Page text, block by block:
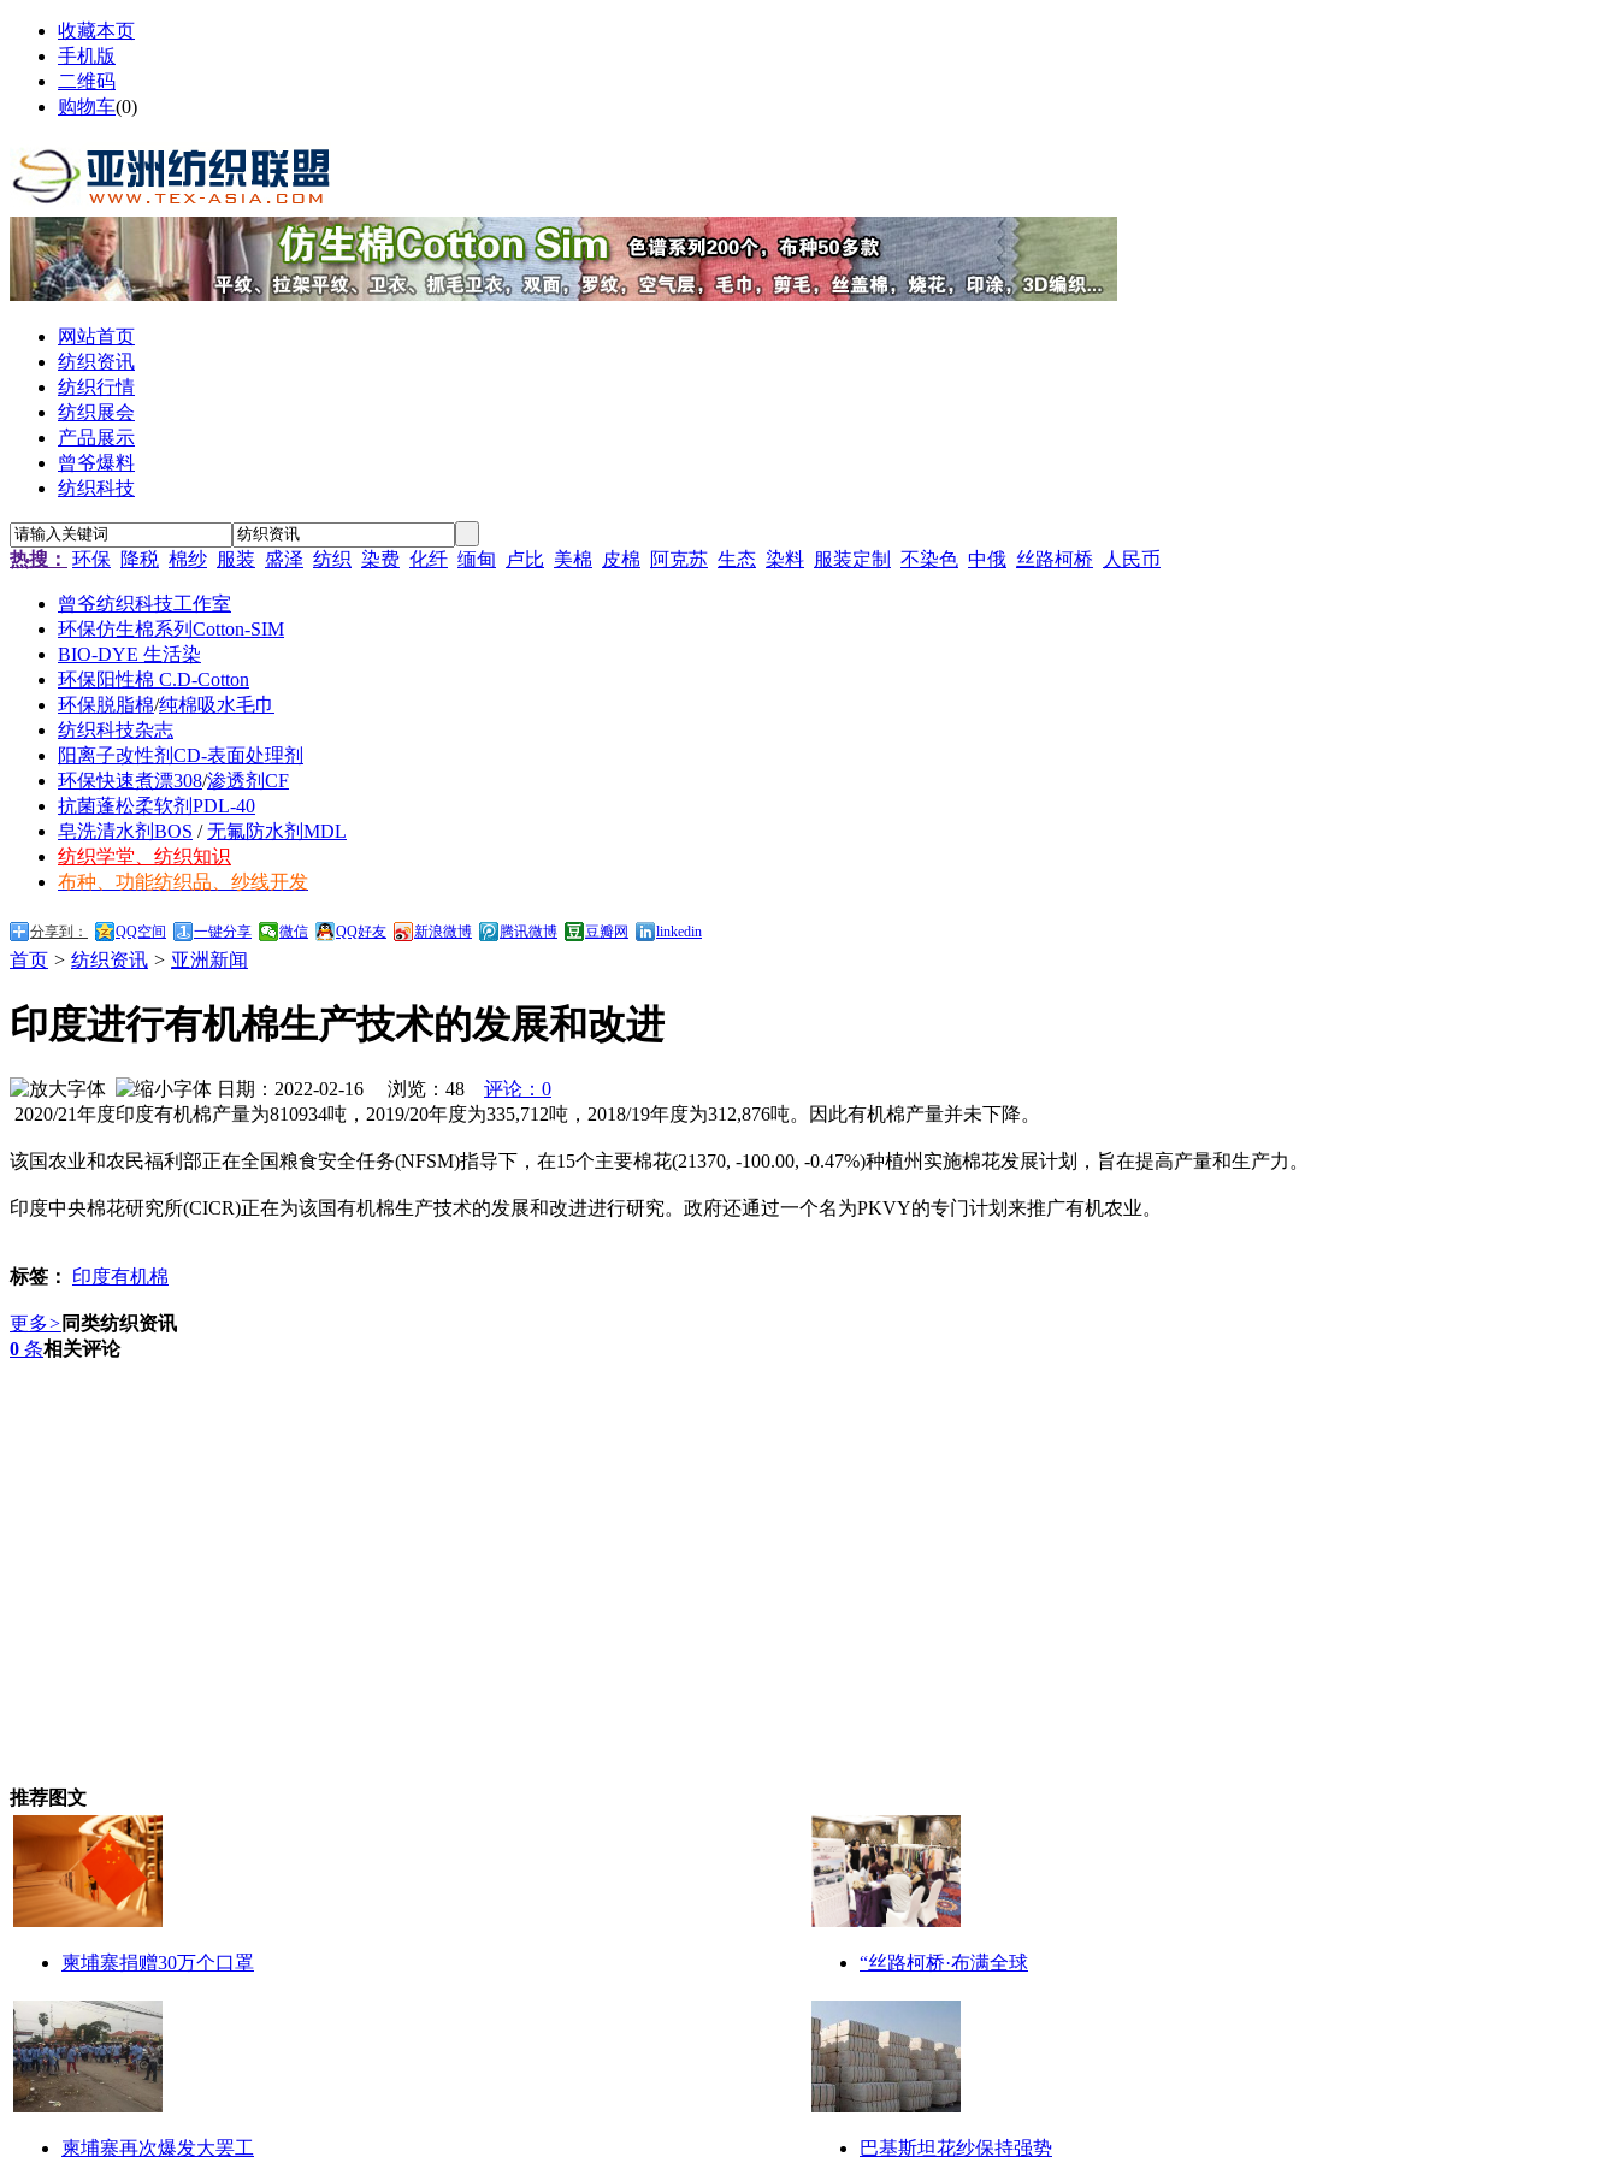
收藏本页
手机版
二维码
购物车(0)
网站首页
纺织资讯
纺织行情
纺织展会
产品展示
曾爷爆料
纺织科技
热搜： 环保 降税 棉纱 服装 盛泽 纺织 染费 化纤 缅甸 卢比 美棉 皮棉 阿克苏 生态 染料 服装定制 不染色 中俄 丝路柯桥 人民币
曾爷纺织科技工作室
环保仿生棉系列Cotton-SIM
BIO-DYE 生活染
环保阳性棉 C.D-Cotton
环保脱脂棉/纯棉吸水毛巾
纺织科技杂志
阳离子改性剂CD-表面处理剂
环保快速煮漂308/渗透剂CF
抗菌蓬松柔软剂PDL-40
皂洗清水剂BOS /无氟防水剂MDL
纺织学堂、纺织知识
布种、功能纺织品、纱线开发
分享到： QQ空间 一键分享 微信 QQ好友 新浪微博 腾讯微博 豆瓣网 linkedin
首页 > 纺织资讯 > 亚洲新闻
印度进行有机棉生产技术的发展和改进
日期：2022-02-16 浏览： 48
评论：0
2020/21年度印度有机棉产量为810934吨，2019/20年度为335,712吨，2018/19年度为312,876吨。因此有机棉产量并未下降。
该国农业和农民福利部正在全国粮食安全任务(NFSM)指导下，在15个主要棉花(21370, -100.00, -0.47%)种植州实施棉花发展计划，旨在提高产量和生产力。
印度中央棉花研究所(CICR)正在为该国有机棉生产技术的发展和改进进行研究。政府还通过一个名为PKVY的专门计划来推广有机农业。
标签： 印度有机棉
更多> 同类纺织资讯
0 条相关评论
推荐图文
柬埔寨捐赠30万个口罩 “丝路柯桥·布满全球
柬埔寨再次爆发大罢工 巴基斯坦花纱保持强势